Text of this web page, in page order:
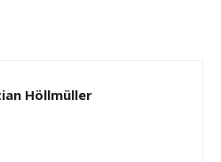
Höllmüller